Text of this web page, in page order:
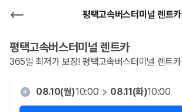
평택고속버스터미널 렌트카
평택고속버스터미널 렌트카
365일 최저가 보장! 평택고속버스터미널 렌트
08.10(월)10:00 08.11(화)10:00